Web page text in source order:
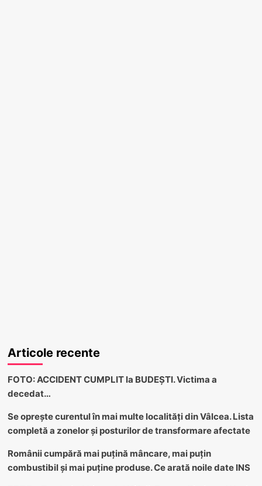
Articole recente
FOTO: ACCIDENT CUMPLIT la BUDEȘTI. Victima a
decedat…
Se oprește curentul în mai multe localități din Vâlcea. Lista
completă a zonelor și posturilor de transformare afectate
Românii cumpără mai puțină mâncare, mai puțin
combustibil și mai puține produse. Ce arată noile date INS